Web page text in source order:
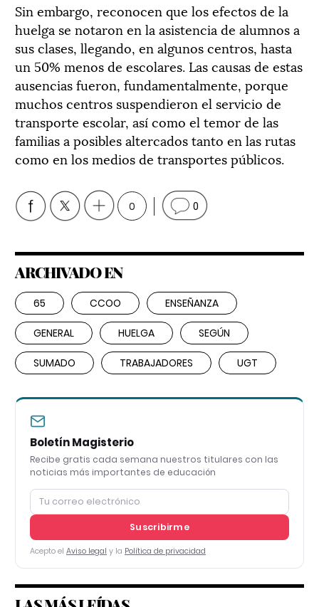
Sin embargo, reconocen que los efectos de la
huelga se notaron en la asistencia de alumnos a
sus clases, llegando, en algunos centros, hasta
un 50% menos de escolares. Las causas de estas
ausencias fueron, fundamentalmente, porque
muchos centros suspendieron el servicio de
transporte escolar, así como el temor de las
familias a posibles altercados tanto en las rutas
como en los medios de transportes públicos.
0 0
ARCHIVADO EN
65 CCOO ENSEÑANZA
GENERAL HUELGA SEGÚN
SUMADO TRABAJADORES UGT
Boletín Magisterio
Recibe gratis cada semana nuestros titulares con las
noticias más importantes de educación
Suscribirme
Acepto el Aviso legal y la Política de privacidad